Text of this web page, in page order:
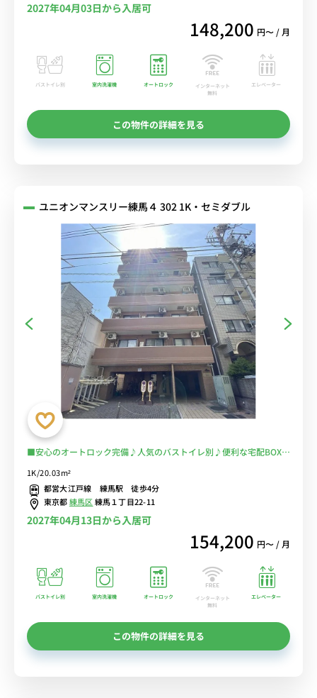
2027年04月03日から入居可
148,200 円〜 / 月
バストイレ別 室内洗濯機 オートロック
インターネット
無料
エレベーター
この物件の詳細を見る
ユニオンマンスリー練馬４ 302 1K・セミダブル
■安心のオートロック完備♪人気のバストイレ別♪便利な宅配BOX完
4分/池袋＆新宿への勤務に最適！電車に乗る時間を短縮して安心電車
通勤♪駅前スーパーで買い物して自炊OK！■選べるWi-Fi格安レンタ
ル中！
1K/20.03m²
都営大江戸線 練馬駅 徒歩4分
東京都練馬区練馬１丁目22-11
2027年04月13日から入居可
154,200 円〜 / 月
バストイレ別 室内洗濯機 オートロック
インターネット
無料
エレベーター
この物件の詳細を見る